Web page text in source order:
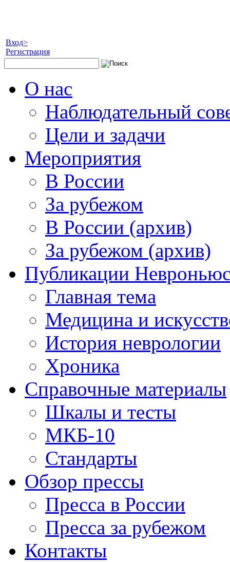
Вход>
Регистрация
О нас
Наблюдательный
Цели и задачи
Мероприятия
В России
За рубежом
В России (архив)
За рубежом (архив)
Публикации
Главная тема
Медицина и
История неврологии
Хроника
Справочные материалы
Шкалы и тесты
МКБ-10
Стандарты
Обзор прессы
Пресса в России
Пресса за рубежом
Контакты